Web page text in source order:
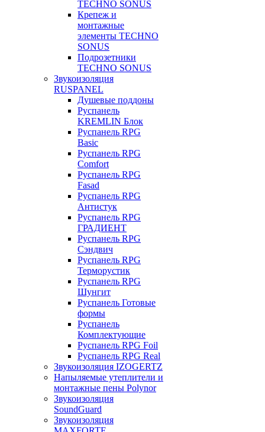
TECHNO SONUS
Крепеж и
монтажные
элементы TECHNO
SONUS
Подрозетники
TECHNO SONUS
Звукоизоляция
RUSPANEL
Душевые поддоны
Руспанель
KREMLIN Блок
Руспанель RPG
Basic
Руспанель RPG
Comfort
Руспанель RPG
Fasad
Руспанель RPG
Антистук
Руспанель RPG
ГРАДИЕНТ
Руспанель RPG
Сэндвич
Руспанель RPG
Терморустик
Руспанель RPG
Шунгит
Руспанель Готовые
формы
Руспанель
Комплектующие
Руспанель RPG Foil
Руспанель RPG Real
Звукоизоляция IZOGERTZ
Напыляемые утеплители и
монтажные пены Polynor
Звукоизоляция
SoundGuard
Звукоизоляция